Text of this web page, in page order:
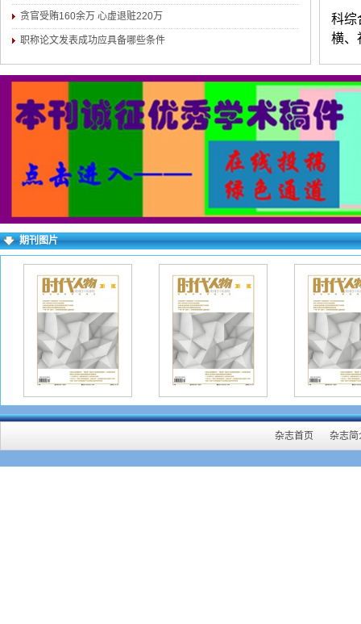
贪官受贿160余万 心虚退赃220万
职称论文发表成功应具备哪些条件
科综
横、
论坛
练，
求逐
右上
一作
下：
期刊图片
杂志首页 杂志简